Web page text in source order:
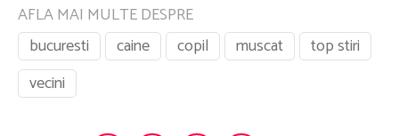
AFLA MAI MULTE DESPRE
bucuresti
caine copil muscat
top stiri
vecini